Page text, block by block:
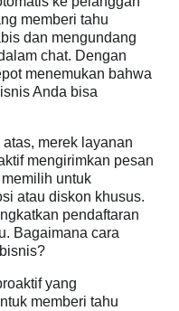
memberi tahu
dan mengundang
chat. Dengan
menemukan bahwa
Anda bisa
merek layanan
mengirimkan pesan
untuk
atau diskon khusus.
pendaftaran
Bagaimana cara
yang
memberi tahu